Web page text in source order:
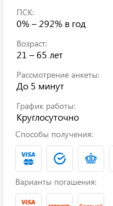
ПСК:
0% – 292% в год
Возраст:
21 – 65 лет
Рассмотрение анкеты:
До 5 минут
График работы:
Круглосуточно
Способы получения:
Варианты погашения: